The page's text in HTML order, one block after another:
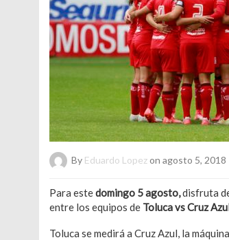
By Eduardo Lopezon agosto 5, 2018
Para estedomingo 5 agosto,disfruta
entre los equipos de Toluca vs Cruz
Toluca se medirá a Cruz Azul, la